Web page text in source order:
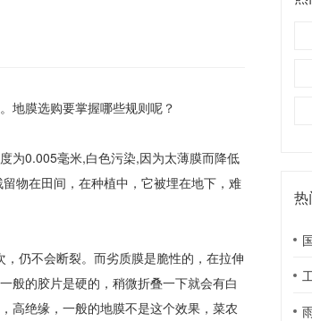
地膜选购要掌握哪些规则呢？
为0.005毫米,白色污染,因为太薄膜而降低
物在田间，在种植中，它被埋在地下，难
仍不会断裂。而劣质膜是脆性的，在拉伸
般的胶片是硬的，稍微折叠一下就会有白
高绝缘，一般的地膜不是这个效果，菜农
热